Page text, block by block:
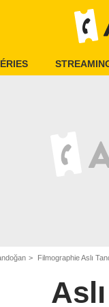
Filmographie Aslı